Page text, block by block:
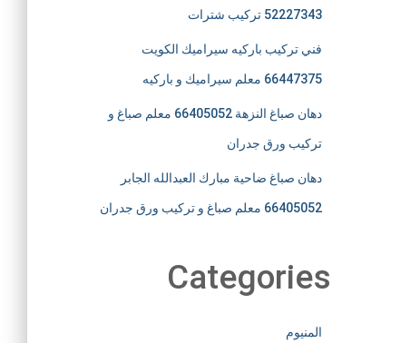
52227343 تركيب شترات
فني تركيب باركيه سيراميك الكويت
66447375 معلم سيراميك و باركيه
دهان صباغ النزهة 66405052 معلم صباغ و
تركيب ورق جدران
دهان صباغ ضاحية مبارك العبدالله الجابر
66405052 معلم صباغ و تركيب ورق جدران
Categories
المنيوم